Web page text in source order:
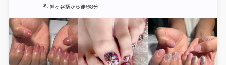
1 2 3 4 5
幡ヶ谷駅から徒歩8分